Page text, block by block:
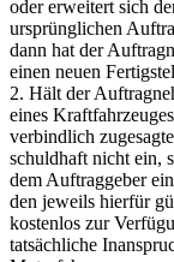
oder erweitert sich
ursprünglichen
dann hat der
einen neuen
2. Hält der
eines
verbindlich
schuldhaft nicht ein,
dem Auftraggeber
den jeweils hierfür
kostenlos zur
tatsächliche